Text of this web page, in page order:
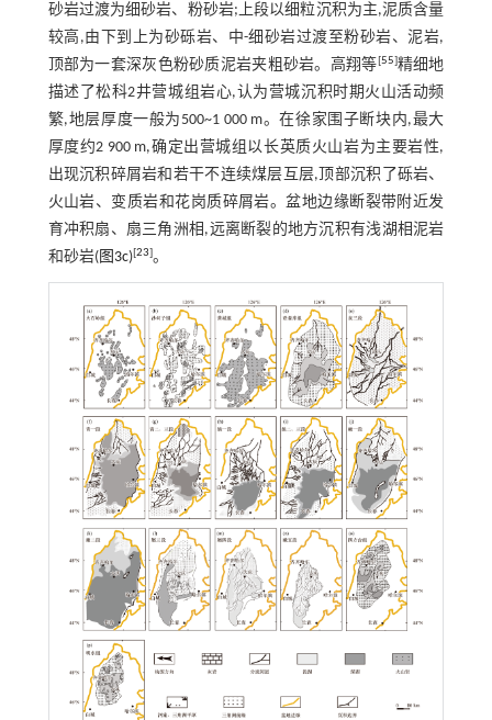
砂岩过渡为细砂岩、粉砂岩;上段以细粒沉积为主,泥质含量
较高,由下到上为砂砾岩、中-细砂岩过渡至粉砂岩、泥岩,
顶部为一套深灰色粉砂质泥岩夹粗砂岩。高翔等[55]精细地
描述了松科2井营城组岩心,认为营城沉积时期火山活动频
繁,地层厚度一般为500~1 000 m。在徐家围子断块内,最大
厚度约2 900 m,确定出营城组以长英质火山岩为主要岩性,
出现沉积碎屑岩和若干不连续煤层互层,顶部沉积了砾岩、
火山岩、变质岩和花岗质碎屑岩。盆地边缘断裂带附近发
育冲积扇、扇三角洲相,远离断裂的地方沉积有浅湖相泥岩
和砂岩( 图3c)[23]。